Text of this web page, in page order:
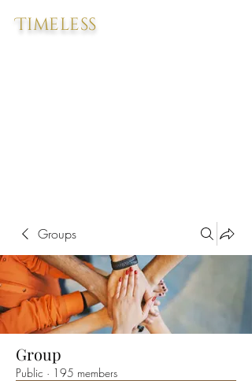
Timeless
Groups
Group
Public · 195 members